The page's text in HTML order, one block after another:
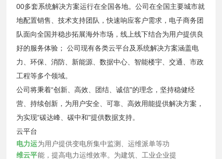
00多套系统解决方案运行在全国各地。公司在全国主要城市就
地配置销售、技术支持团队，快速响应客户需求，电子商务团
队面向全国并稳步拓展海外市场，线上线下结合为用户提供良
好的服务体验； 公司现有各类云平台及系统解决方案涵盖电
力、环保、消防、新能源、数据中心、智能楼宇、交通、市政
工程等多个领域。
公司将秉着“创新、高效、团结、诚信"的理念，坚持稳健经
营、持续创新，为用户安全、可靠、高效用能提供解决方案，
为实现“碳达峰、碳中和"提供数据支持。
云平台
电力运
维云平
为用户提供变电所集中监测、运维派单等功
能，提高电力运维效率。为建筑、工业企业提